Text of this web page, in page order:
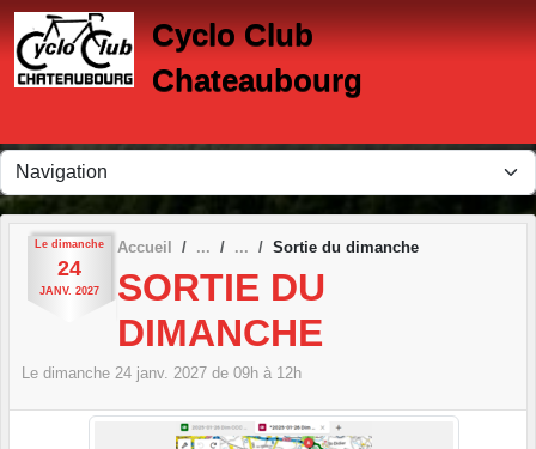
Cyclo Club
Chateaubourg
Le dimanche
24
JANV. 2027
Accueil Sortie du dimanche
SORTIE DU
DIMANCHE
Le dimanche 24 janv. 2027 de 09h à 12h
Panneau de gestion des cookies